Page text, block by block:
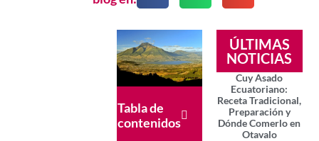
Tabla de
contenidos
ÚLTIMAS
NOTICIAS
Cuy Asado
Ecuatoriano:
Receta Tradicional,
Preparación y
Dónde Comerlo en
Otavalo